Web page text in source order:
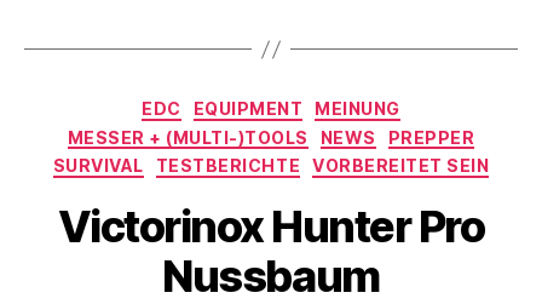
Kategorien
EDC EQUIPMENT
MEINUNG
MESSER + (MULTI-)TOOLS
NEWS
PREPPER
SURVIVAL
TESTBERICHTE VORBEREITET SEIN
Victorinox Hunter Pro
Nussbaum